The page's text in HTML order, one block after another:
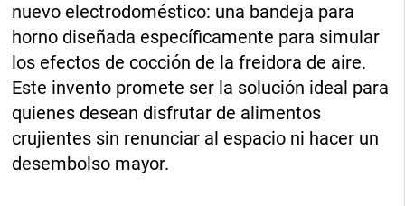
nuevo electrodoméstico: una bandeja para
horno diseñada específicamente para simular
los efectos de cocción de la freidora de aire.
Este invento promete ser la solución ideal para
quienes desean disfrutar de alimentos
crujientes sin renunciar al espacio ni hacer un
desembolso mayor.